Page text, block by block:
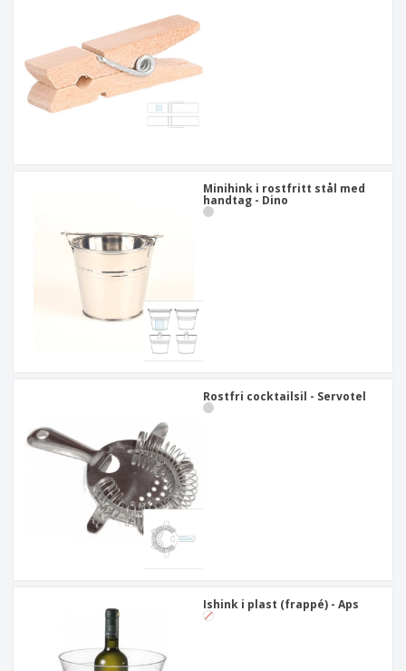
Minihink i rostfritt stål med
handtag - Dino
Rostfri cocktailsil - Servotel
Ishink i plast (frappé) - Aps